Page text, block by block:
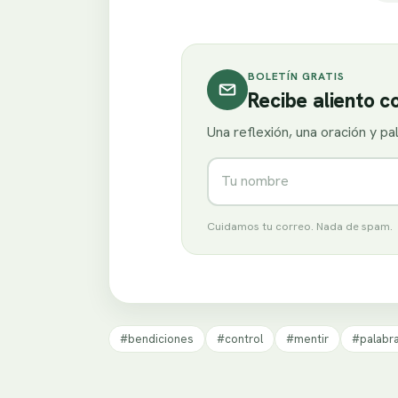
BOLETÍN GRATIS
Recibe aliento
Una reflexión, una oración y
Nombre
Cuidamos tu correo. Nada de spam.
#bendiciones #control #mentir